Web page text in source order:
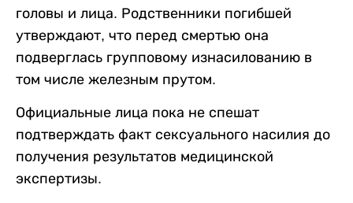
головы и лица. Родственники погибшей
утверждают, что перед смертью она
подверглась групповому изнасилованию в
том числе железным прутом.
Официальные лица пока не спешат
подтверждать факт сексуального насилия до
получения результатов медицинской
экспертизы.